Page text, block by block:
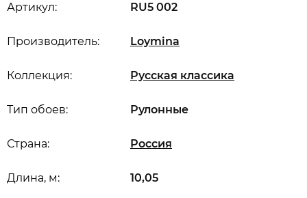
Артикул: RU5 002
Производитель: Loymina
Коллекция: Русская классика
Длина, м: 10,05
Страна: Россия
Тип обоев: Рулонные